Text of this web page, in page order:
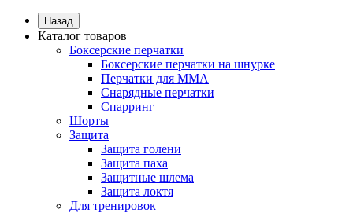
Назад
Каталог товаров
Боксерские перчатки
Боксерские перчатки на шнурке
Перчатки для ММА
Снарядные перчатки
Спарринг
Шорты
Защита
Защита голени
Защита паха
Защитные шлема
Защита локтя
Для тренировок